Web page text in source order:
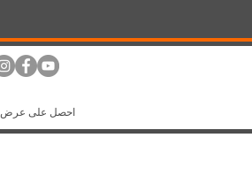
احصل على عرض